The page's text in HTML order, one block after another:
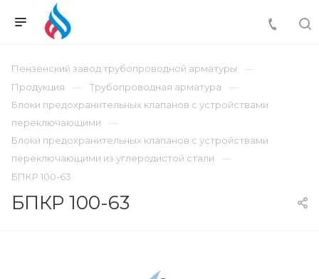
Пензенский завод трубопроводной арматуры
Продукция
Трубопроводная арматура
Блоки предохранительных клапанов с устройствами
переключающими
Блоки предохранительных клапанов с устройствами
переключающими из углеродистой стали
БПКР 100-63
БПКР 100-63